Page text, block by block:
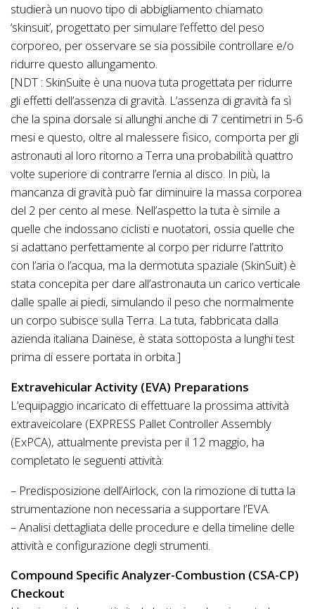
studierà un nuovo tipo di abbigliamento chiamato
‘skinsuit’, progettato per simulare l’effetto del peso
corporeo, per osservare se sia possibile controllare e/o
ridurre questo allungamento.
[NDT : SkinSuite è una nuova tuta progettata per ridurre
gli effetti dell’assenza di gravità. L’assenza di gravità fa sì
che la spina dorsale si allunghi anche di 7 centimetri in 5-6
mesi e questo, oltre al malessere fisico, comporta per gli
astronauti al loro ritorno a Terra una probabilità quattro
volte superiore di contrarre l’ernia al disco. In più, la
mancanza di gravità può far diminuire la massa corporea
del 2 per cento al mese. Nell’aspetto la tuta è simile a
quelle che indossano ciclisti e nuotatori, ossia quelle che
si adattano perfettamente al corpo per ridurre l’attrito
con l’aria o l’acqua, ma la dermotuta spaziale (SkinSuit) è
stata concepita per dare all’astronauta un carico verticale
dalle spalle ai piedi, simulando il peso che normalmente
un corpo subisce sulla Terra. La tuta, fabbricata dalla
azienda italiana Dainese, è stata sottoposta a lunghi test
prima di essere portata in orbita.]
Extravehicular Activity (EVA) Preparations
L’equipaggio incaricato di effettuare la prossima attività
extraveicolare (EXPRESS Pallet Controller Assembly
(ExPCA), attualmente prevista per il 12 maggio, ha
completato le seguenti attività:
– Predisposizione dell’Airlock, con la rimozione di tutta la
strumentazione non necessaria a supportare l’EVA.
– Analisi dettagliata delle procedure e della timeline delle
attività e configurazione degli strumenti.
Compound Specific Analyzer-Combustion (CSA-CP)
Checkout